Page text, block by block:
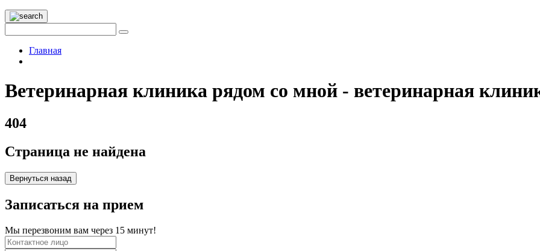
Главная
Ветеринарная клиника рядом со мной - ветеринарная
404
Страница не найдена
Вернуться назад
Записаться на прием
Мы перезвоним вам через 15 минут!